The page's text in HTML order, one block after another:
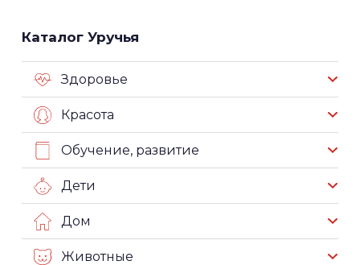
Каталог Уручья
Здоровье
Красота
Обучение, развитие
Дети
Дом
Животные